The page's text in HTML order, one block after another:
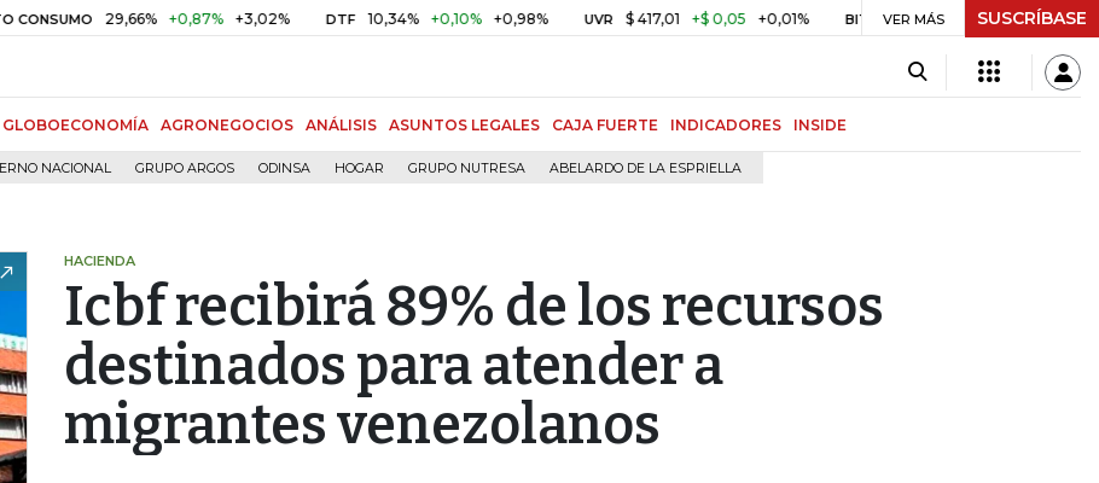
29,66% +0,87% +3,02% DTF 10,34% +0,10% +0,98% UVR $ 417,01 +$ 0,05 +0,01% BITCOIN US$ 64.442,80 -US$ 525,60 -
VER MÁS SUSCRÍBASE
GLOBOECONOMÍA AGRONEGOCIOS ANÁLISIS ASUNTOS LEGALES CAJA FUERTE INDICADORES INSIDE
NACIONAL GRUPO ARGOS ODINSA HOGAR GRUPO NUTRESA ABELARDO DE LA ESPRIELLA
HACIENDA
Icbf recibirá 89% de los recursos
destinados para atender a
migrantes venezolanos